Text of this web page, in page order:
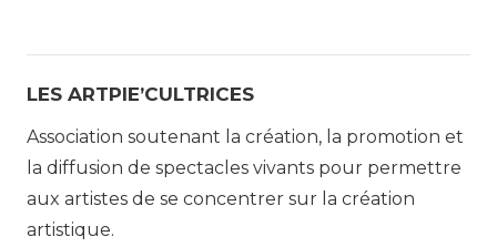
LES ARTPIE’CULTRICES
Association soutenant la création, la promotion et
la diffusion de spectacles vivants pour permettre
aux artistes de se concentrer sur la création
artistique.